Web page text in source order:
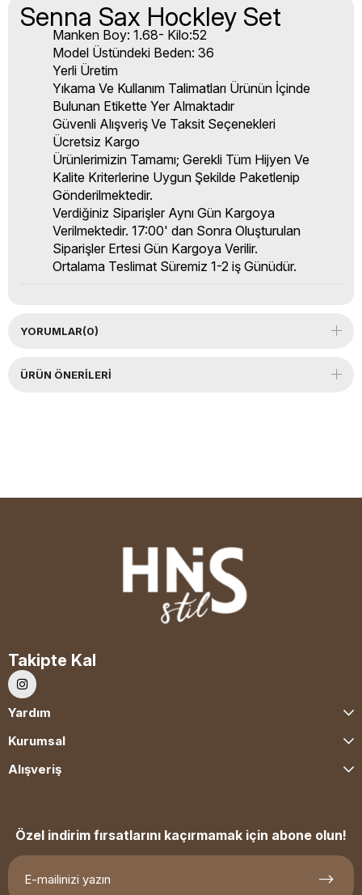
Senna Sax Hockley Set
Manken Boy: 1.68- Kilo:52
Model Üstündeki Beden: 36
Yerli Üretim
Yıkama Ve Kullanım Talimatları Ürünün İçinde
Bulunan Etikette Yer Almaktadır
Güvenli Alışveriş Ve Taksit Seçenekleri
Ücretsiz Kargo
Ürünlerimizin Tamamı; Gerekli Tüm Hijyen Ve
Kalite Kriterlerine Uygun Şekilde Paketlenip
Gönderilmektedir.
Verdiğiniz Siparişler Aynı Gün Kargoya
Verilmektedir. 17:00' dan Sonra Oluşturulan
Siparişler Ertesi Gün Kargoya Verilir.
Ortalama Teslimat Süremiz 1-2 iş Günüdür.
YORUMLAR(0)
ÜRÜN ÖNERILERI
Takipte Kal
Yardım
Kurumsal
Alışveriş
Özel indirim fırsatlarını kaçırmamak için abone olun!